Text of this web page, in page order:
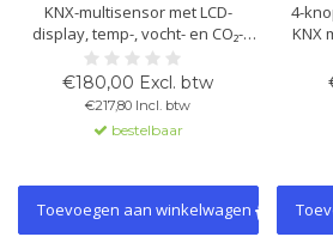
KNX-multisensor met LCD-
display, temp-, vocht- en CO₂-
sensoren, 2× 2-staps
thermostaten met PI-regeling en
4 bedieningsknoppen. Inclusief
Ideaal voor klimaat-, scène- en
€180,00 Excl. btw
€217,80 Incl. btw
bestelbaar
Toevoegen aan winkelwagen
4-
KNX
front